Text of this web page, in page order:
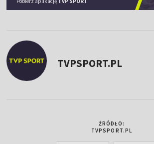
TVPSPORT.PL
ŹRÓDŁO:
TVPSPORT.PL